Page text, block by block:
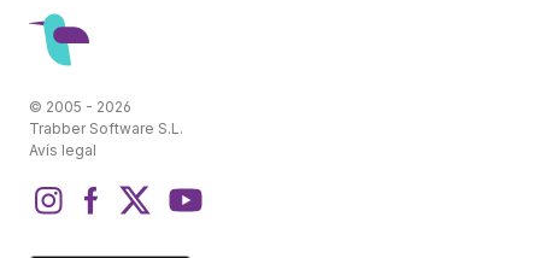
© 2005 - 2026
Trabber Software S.L.
Avís legal